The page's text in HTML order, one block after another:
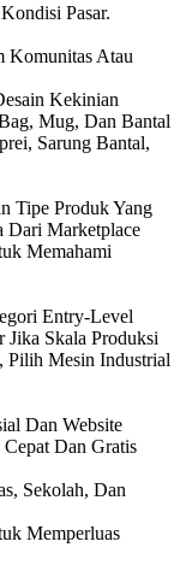
Pasar.
Komunitas Atau
Kekinian
Mug, Dan Bantal
Sarung Bantal,
Tipe Produk Yang
Dari Marketplace
Memahami
Entry-Level
Jika Skala Produksi
Pilih Mesin Industrial
Dan Website
Dan Gratis
Sekolah, Dan
Memperluas